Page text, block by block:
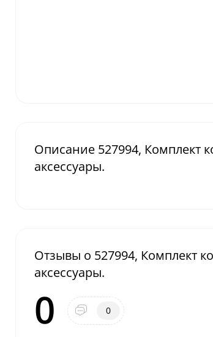
Описание 527994, Комплект
аксессуары.
Отзывы о 527994, Комплект
аксессуары.
0 0